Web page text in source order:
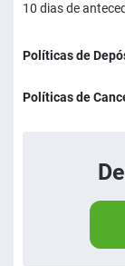
10 dias de
Políticas de
Políticas de